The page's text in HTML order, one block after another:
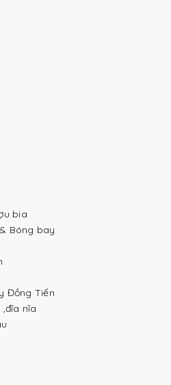
bia
Bóng bay
Đồng Tiến
nĩa